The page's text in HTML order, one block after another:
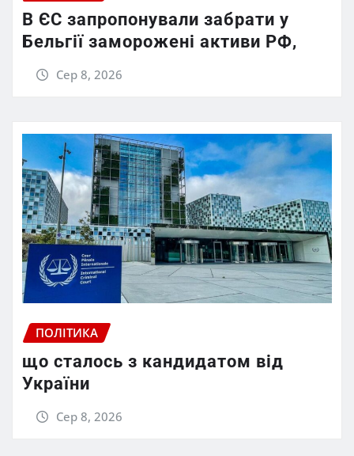
В ЄС запропонували забрати у
Бельгії заморожені активи РФ,
Сер 8, 2026
ПОЛІТИКА
що сталось з кандидатом від
України
Сер 8, 2026